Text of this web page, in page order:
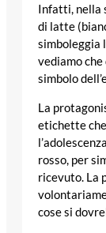
Infatti, nella
di latte
simboleggia
vediamo
simbolo
La
etichette
rosso, per
ricevuto. La
cose si